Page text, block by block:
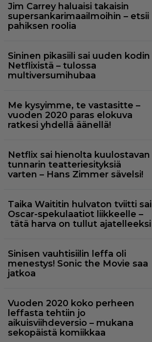
Jim Carrey haluaisi takaisin
supersankarimaailmoihin – etsii
pahiksen roolia
Sininen pikasiili sai uuden kodin
Netflixistä – tulossa
multiversumihubaa
Me kysyimme, te vastasitte –
vuoden 2020 paras elokuva
ratkesi yhdellä äänellä!
Netflix sai hienolta kuulostavan
tunnarin teatteriesityksiä
varten – Hans Zimmer sävelsi!
Taika Waititin hulvaton tviitti sai
Oscar-spekulaatiot liikkeelle –
tätä harva on tullut ajatelleeksi
Sinisen vauhtisiilin leffa oli
menestys! Sonic the Movie saa
jatkoa
Vuoden 2020 koko perheen
leffasta tehtiin jo
aikuisviihdeversio – mukana
sekopäistä komiikkaa